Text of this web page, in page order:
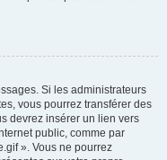
Si les administrateurs
vous pourrez transférer des
devrez insérer un lien vers
public, comme par
». Vous ne pourrez